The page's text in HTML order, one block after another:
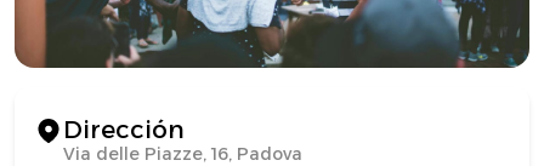
Dirección
Via delle Piazze, 16, Padova